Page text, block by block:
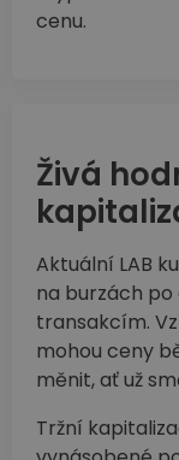
cenu.
Živá
Aktuální LAB
na burzách
transakcím.
mohou ceny
měnit, ať už
Tržní